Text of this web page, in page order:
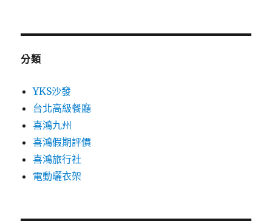
分類
YKS沙發
台北高級餐廳
喜鴻九州
喜鴻假期評價
喜鴻旅行社
電動曬衣架